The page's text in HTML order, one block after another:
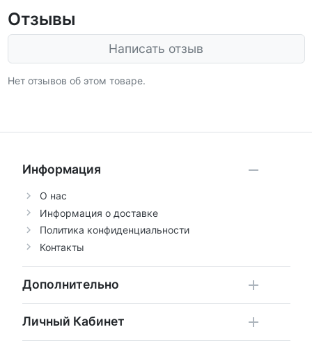
Отзывы
Написать отзыв
Нет отзывов об этом товаре.
Информация
О нас
Информация о доставке
Политика конфиденциальности
Контакты
Дополнительно
Личный Кабинет